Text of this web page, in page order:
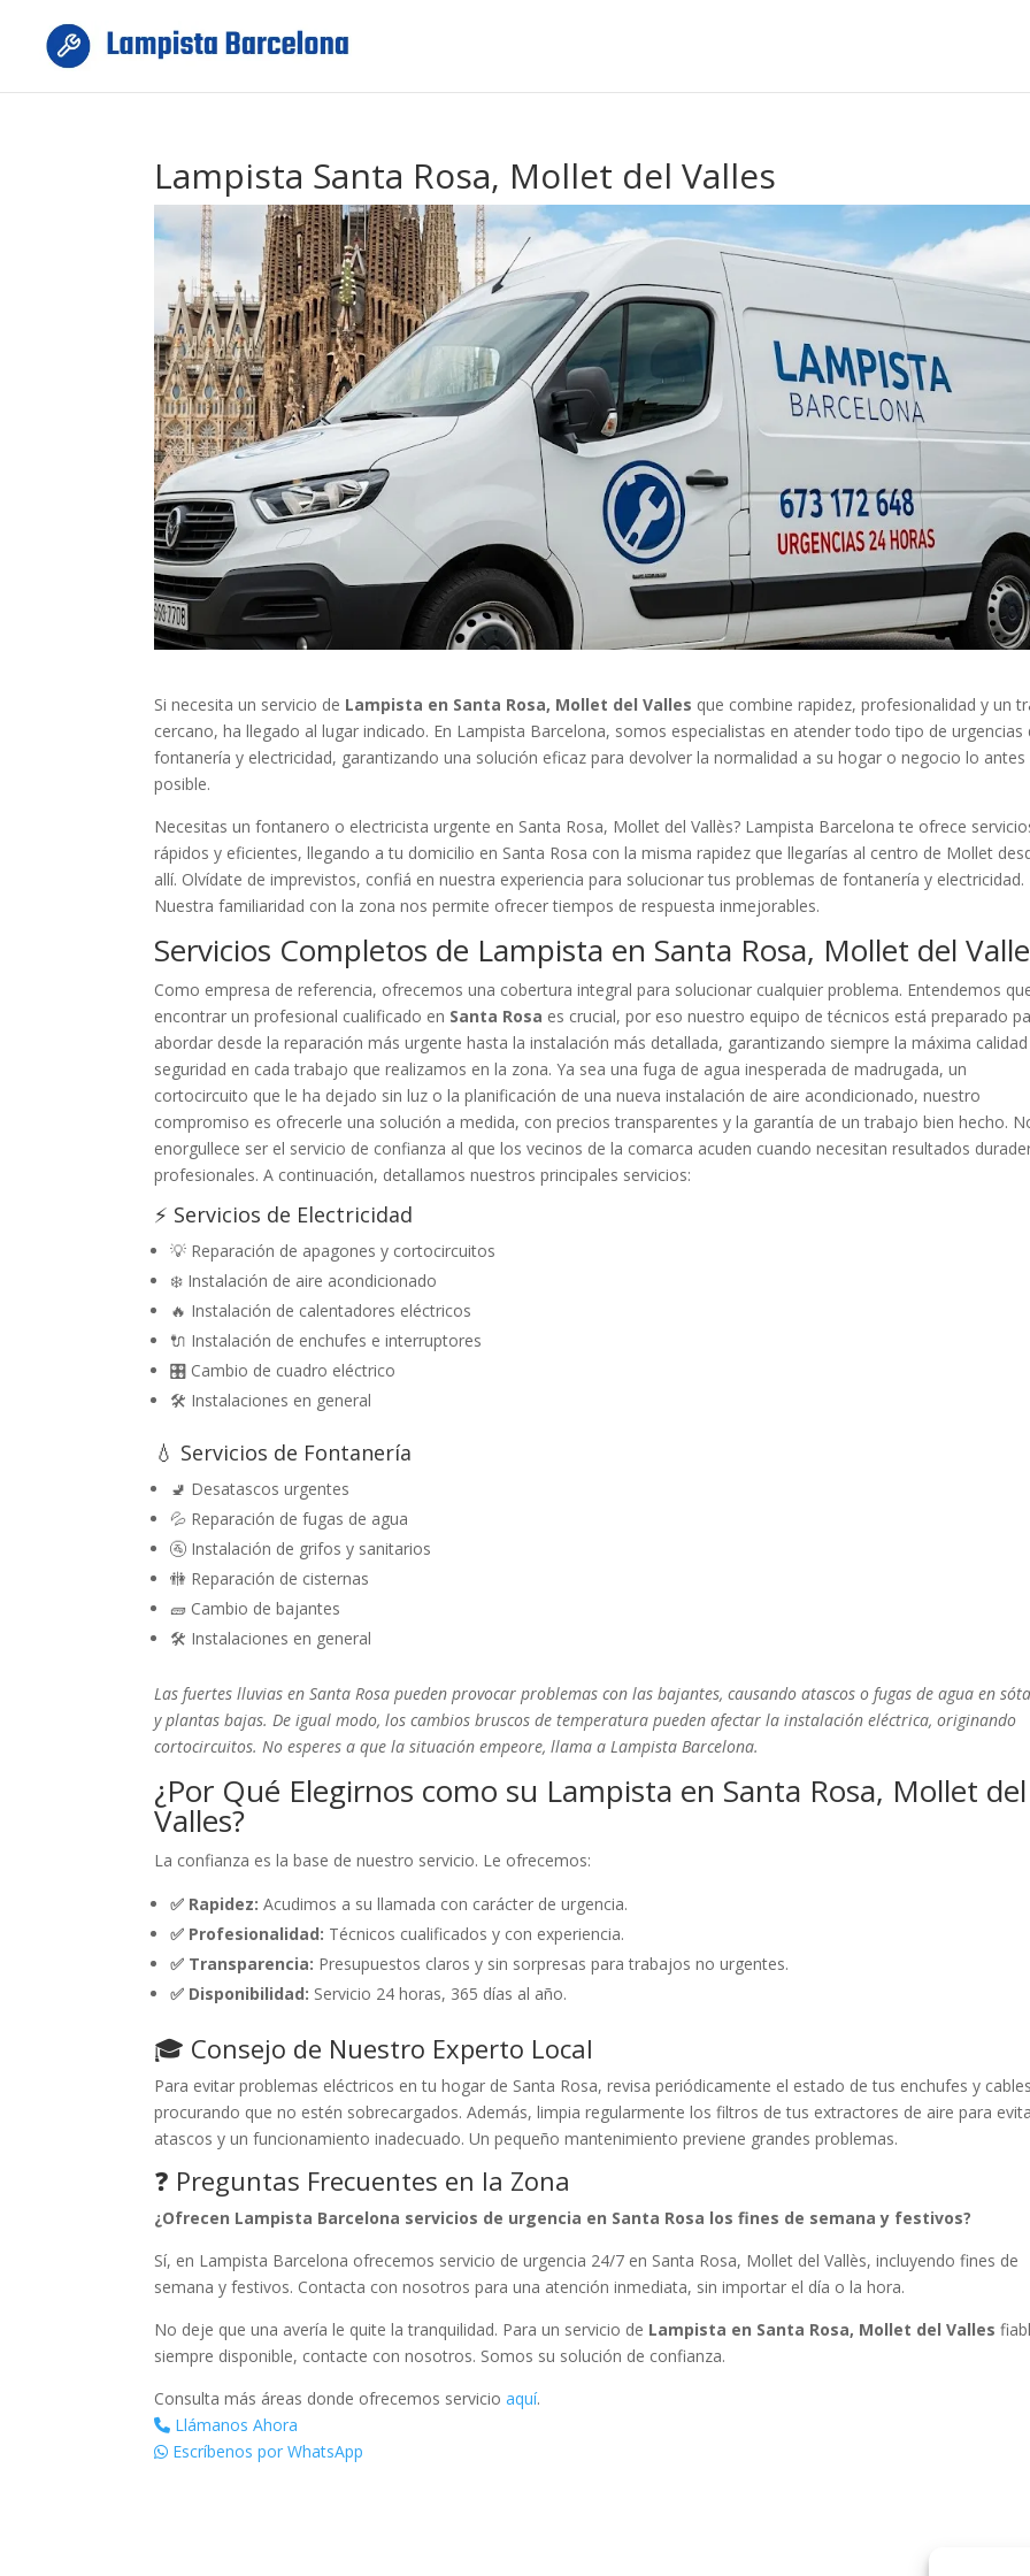
Lampista Santa Rosa, Mollet del Valles
Si necesita un servicio de Lampista en Santa Rosa, Mollet del Valles que combine rapidez, profesionalidad y un
cercano, ha llegado al lugar indicado. En Lampista Barcelona, somos especialistas en atender todo tipo de urgencias
fontanería y electricidad, garantizando una solución eficaz para devolver la normalidad a su hogar o negocio lo antes
posible.
Necesitas un fontanero o electricista urgente en Santa Rosa, Mollet del Vallès? Lampista Barcelona te ofrece
rápidos y eficientes, llegando a tu domicilio en Santa Rosa con la misma rapidez que llegarías al centro de Mollet
allí. Olvídate de imprevistos, confiá en nuestra experiencia para solucionar tus problemas de fontanería y electricidad.
Nuestra familiaridad con la zona nos permite ofrecer tiempos de respuesta inmejorables.
Servicios Completos de Lampista en Santa Rosa, Mollet del
Como empresa de referencia, ofrecemos una cobertura integral para solucionar cualquier problema. Entendemos
encontrar un profesional cualificado en Santa Rosa es crucial, por eso nuestro equipo de técnicos está preparado
abordar desde la reparación más urgente hasta la instalación más detallada, garantizando siempre la máxima
seguridad en cada trabajo que realizamos en la zona. Ya sea una fuga de agua inesperada de madrugada, un
cortocircuito que le ha dejado sin luz o la planificación de una nueva instalación de aire acondicionado, nuestro
compromiso es ofrecerle una solución a medida, con precios transparentes y la garantía de un trabajo bien hecho.
enorgullece ser el servicio de confianza al que los vecinos de la comarca acuden cuando necesitan resultados
profesionales. A continuación, detallamos nuestros principales servicios:
⚡ Servicios de Electricidad
💡 Reparación de apagones y cortocircuitos
❄️ Instalación de aire acondicionado
🔥 Instalación de calentadores eléctricos
🔌 Instalación de enchufes e interruptores
🎛️ Cambio de cuadro eléctrico
🛠️ Instalaciones en general
💧 Servicios de Fontanería
🚽 Desatascos urgentes
💦 Reparación de fugas de agua
🚰 Instalación de grifos y sanitarios
🚻 Reparación de cisternas
🧱 Cambio de bajantes
🛠️ Instalaciones en general
Las fuertes lluvias en Santa Rosa pueden provocar problemas con las bajantes, causando atascos o fugas de agua en
y plantas bajas. De igual modo, los cambios bruscos de temperatura pueden afectar la instalación eléctrica, originando
cortocircuitos. No esperes a que la situación empeore, llama a Lampista Barcelona.
¿Por Qué Elegirnos como su Lampista en Santa Rosa, Mollet del
Valles?
La confianza es la base de nuestro servicio. Le ofrecemos:
✅ Rapidez: Acudimos a su llamada con carácter de urgencia.
✅ Profesionalidad: Técnicos cualificados y con experiencia.
✅ Transparencia: Presupuestos claros y sin sorpresas para trabajos no urgentes.
✅ Disponibilidad: Servicio 24 horas, 365 días al año.
🎓 Consejo de Nuestro Experto Local
Para evitar problemas eléctricos en tu hogar de Santa Rosa, revisa periódicamente el estado de tus enchufes y
procurando que no estén sobrecargados. Además, limpia regularmente los filtros de tus extractores de aire para
atascos y un funcionamiento inadecuado. Un pequeño mantenimiento previene grandes problemas.
❓ Preguntas Frecuentes en la Zona
¿Ofrecen Lampista Barcelona servicios de urgencia en Santa Rosa los fines de semana y festivos?
Sí, en Lampista Barcelona ofrecemos servicio de urgencia 24/7 en Santa Rosa, Mollet del Vallès, incluyendo fines de
semana y festivos. Contacta con nosotros para una atención inmediata, sin importar el día o la hora.
No deje que una avería le quite la tranquilidad. Para un servicio de Lampista en Santa Rosa, Mollet del Valles
siempre disponible, contacte con nosotros. Somos su solución de confianza.
Consulta más áreas donde ofrecemos servicioaquí.
Llámanos Ahora
Escríbenos por WhatsApp